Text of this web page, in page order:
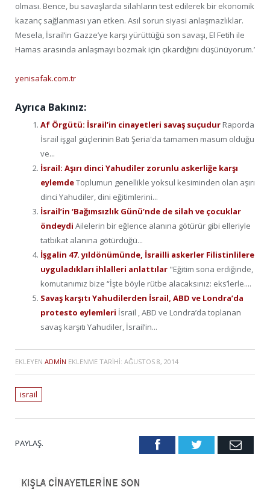
olması. Bence, bu savaşlarda silahların test edilerek bir ekonomik
kazanç sağlanması yan etken. Asıl sorun siyasi anlaşmazlıklar.
Mesela, İsrail’in Gazze’ye karşı yürüttüğü son savaşı, El Fetih ile
Hamas arasında anlaşmayı bozmak için çıkardığını düşünüyorum.’
yenisafak.com.tr
Ayrıca Bakınız:
Af Örgütü: İsrail’in cinayetleri savaş suçudur Raporda
İsrail işgal güçlerinin Batı Şeria'da tamamen masum olduğu
ve...
İsrail: Aşırı dinci Yahudiler zorunlu askerliğe karşı
eylemdeToplumun genellikle yoksul kesiminden olan aşırı
dinci Yahudiler, dini eğitimlerini...
İsrail’in ‘Bağımsızlık Günü’nde de silah ve çocuklar
öndeydi Ailelerin bir eğlence alanına götürür gibi elleriyle
tatbikat alanına götürdüğü...
İşgalin 47. yıldönümünde, İsrailli askerler Filistinlilere
uyguladıkları ihlalleri anlattılar "Eğitim sona erdiğinde,
komutanımız bize “İşte böyle rütbe alacaksınız: eks’lerle....
Savaş karşıtı Yahudilerden İsrail, ABD ve Londra’da
protesto eylemleri İsrail , ABD ve Londra’da toplanan
savaş karşıtı Yahudiler, İsrail’in...
EKLEYEN ADMIN EKLENME TARIHI: AĞUSTOS 8, 2014
israil
PAYLAŞ. FacebookTwitter Email